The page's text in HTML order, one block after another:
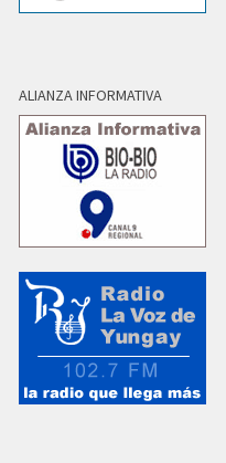
ALIANZA INFORMATIVA